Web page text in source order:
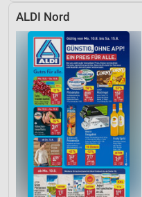
ALDI Nord